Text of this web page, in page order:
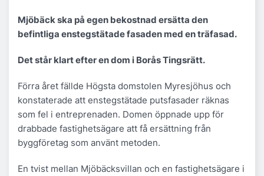
Mjöbäck ska på egen bekostnad ersätta den
befintliga enstegstätade fasaden med enträfasad.
Det står klart efter en dom i Borås Tingsrätt.
Förra året fällde Högsta domstolen Myresjöhus och
konstaterade att enstegstätade putsfasader räknas
som fel i entreprenaden. Domen öppnade upp för
drabbade fastighetsägare att få ersättning från
byggföretag som använt metoden.
En tvist mellan Mjöbäcksvillan och en fastighetsägare i